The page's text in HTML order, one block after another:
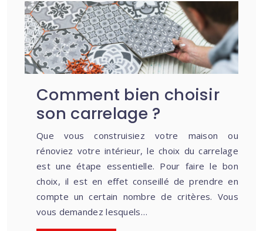
Comment bien choisir
son carrelage ?
Que vous construisiez votre maison ou
rénoviez votre intérieur, le choix du carrelage
est une étape essentielle. Pour faire le bon
choix, il est en effet conseillé de prendre en
compte un certain nombre de critères. Vous
vous demandez lesquels…